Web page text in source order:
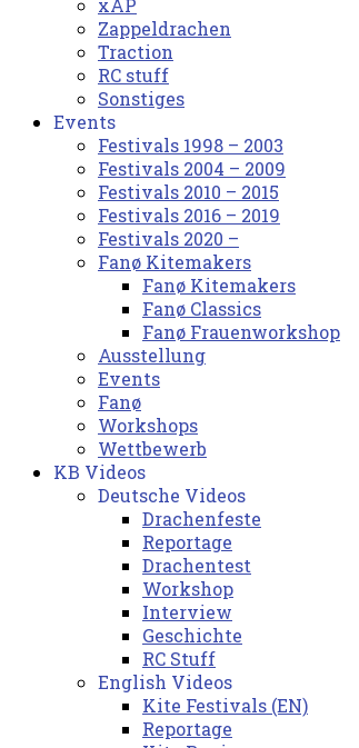
xAP
Zappeldrachen
Traction
RC stuff
Sonstiges
Events
Festivals 1998 – 2003
Festivals 2004 – 2009
Festivals 2010 – 2015
Festivals 2016 – 2019
Festivals 2020 –
Fanø Kitemakers
Fanø Kitemakers
Fanø Classics
Fanø Frauenworkshop
Ausstellung
Events
Fanø
Workshops
Wettbewerb
KB Videos
Deutsche Videos
Drachenfeste
Reportage
Drachentest
Workshop
Interview
Geschichte
RC Stuff
English Videos
Kite Festivals (EN)
Reportage